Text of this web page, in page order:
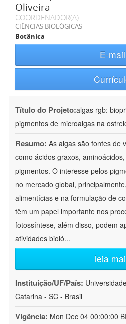
Oliveira
COORDENADOR(A)
CIÊNCIAS BIOLÓGICAS
Botânica
E-mail
Título do Projeto:algas rgb:
pigmentos de microalgas na
Resumo: As algas são fontes de
como ácidos graxos,
pigmentos. O interesse pelos
no mercado global,
alimentícias e na formulação de
têm um papel importante nos
fotossíntese, além disso, podem
atividades bioló...
leia
Instituição/UF/País:
Catarina - SC - Brasil
Vigência: Mon Dec 04 00:00:00